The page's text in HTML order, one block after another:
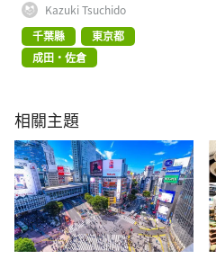
Kazuki Tsuchido
千葉縣
東京都
成田・佐倉
相關主題